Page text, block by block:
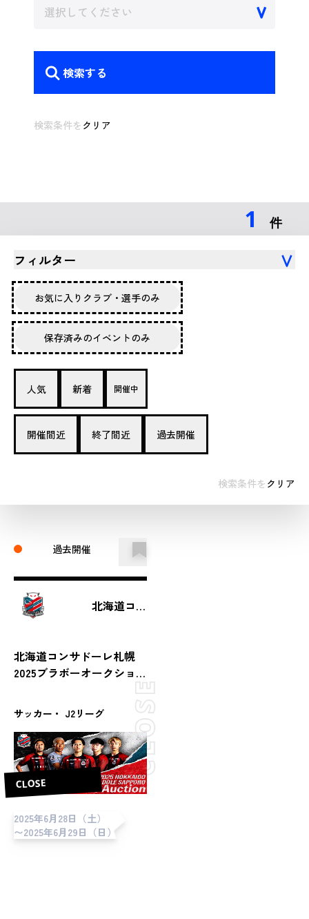
選択してください
検索する
検索条件を クリア
1 件
フィルター
お気に入りクラブ・選手のみ
保存済みのイベントのみ
人気 新着 開催中
開催間近 終了間近 過去開催
検索条件を クリア
CLOSE
過去開催
北海道コンサドーレ札幌
北海道コンサドーレ札幌
2025ブラボーオークショ
本）
サッカー・ J2リーグ
2025年6月28日（土）
〜2025年6月29日（日）